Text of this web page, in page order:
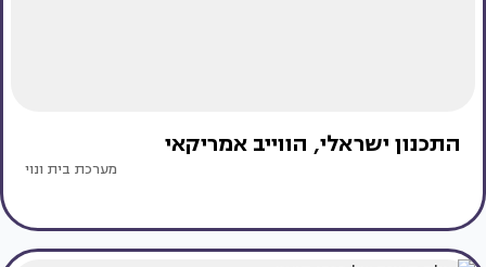
התכנון ישראלי, הווייב אמריקאי
מערכת בית ונוי